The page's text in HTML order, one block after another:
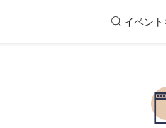
イベン